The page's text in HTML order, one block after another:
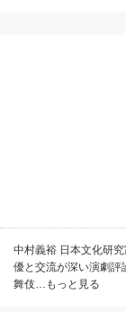
中村義裕 日本文化研
優と交流が深い演劇評
舞伎…もっと見る